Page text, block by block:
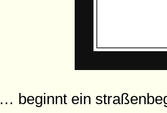
… beginnt ein